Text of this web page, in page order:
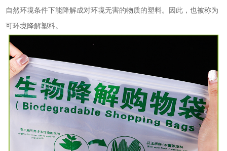
自然环境条件下能降解成对环境无害的物质的塑料。因此，也被称为
可环境降解塑料。